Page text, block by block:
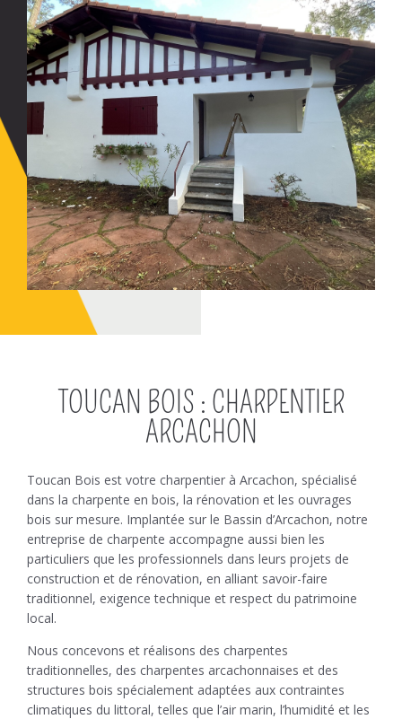
TOUCAN BOIS : CHARPENTIER
ARCACHON
Toucan Bois est votre charpentier à Arcachon, spécialisé
dans la charpente en bois, la rénovation et les ouvrages
bois sur mesure. Implantée sur le Bassin d’Arcachon, notre
entreprise de charpente accompagne aussi bien les
particuliers que les professionnels dans leurs projets de
construction et de rénovation, en alliant savoir-faire
traditionnel, exigence technique et respect du patrimoine
local.
Nous concevons et réalisons des charpentes
traditionnelles, des charpentes arcachonnaises et des
structures bois spécialement adaptées aux contraintes
climatiques du littoral, telles que l’air marin, l’humidité et les